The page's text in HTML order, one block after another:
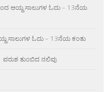
ಆಯ್ದ ಸಾಲುಗಳ ಓದು – 13ನೆಯ
ಸಾಲುಗಳ ಓದು – 13ನೆಯ ಕಂತು
ತುಂಬಿದ ನಲಿವು